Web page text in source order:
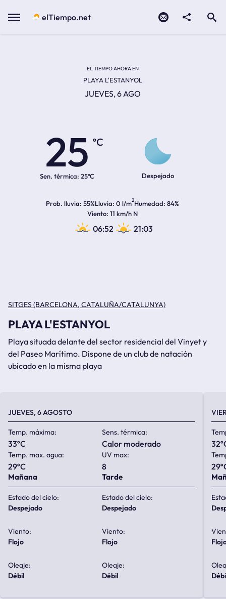
Menu elTiempo.net
EL TIEMPO AHORA EN
PLAYA L'ESTANYOL
JUEVES, 6 AGO
25
ºC
Sen. térmica: 25ºC Despejado
Prob. lluvia 55%Lluvia 0 l/m2Humedad 84%
Viento 11 km/h N
06:52 21:03
SITGES (BARCELONA, CATALUÑA/CATALUNYA)
PLAYA L'ESTANYOL
Playa situada delante del sector residencial del Vinyet y
del Paseo Marítimo. Dispone de un club de natación
ubicado en la misma playa
JUEVES, 6 AGOSTO
Temp. máxima:
33ºC
Sens. térmica:
calor moderado
Temp. max. agua:
29ºC
UV max:
8
Mañana
Estado del cielo:
despejado
Viento:
flojo
Oleaje:
débil
Tarde
Estado del cielo:
despejado
Viento:
flojo
Oleaje:
débil